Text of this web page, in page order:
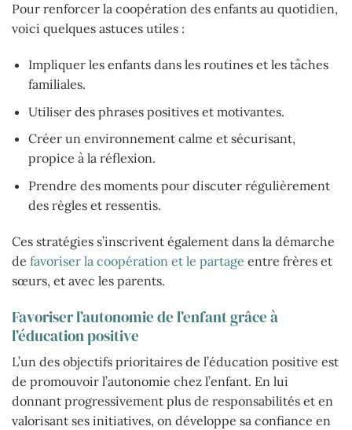
Pour renforcer la coopération des enfants au quotidien,
voici quelques astuces utiles :
Impliquer les enfants dans les routines et les tâches
familiales.
Utiliser des phrases positives et motivantes.
Créer un environnement calme et sécurisant,
propice à la réflexion.
Prendre des moments pour discuter régulièrement
des règles et ressentis.
Ces stratégies s’inscrivent également dans la démarche
de favoriser la coopération et le partage entre frères et
sœurs, et avec les parents.
Favoriser l’autonomie de l’enfant grâce à
l’éducation positive
L’un des objectifs prioritaires de l’éducation positive est
de promouvoir l’autonomie chez l’enfant. En lui
donnant progressivement plus de responsabilités et en
valorisant ses initiatives, on développe sa confiance en